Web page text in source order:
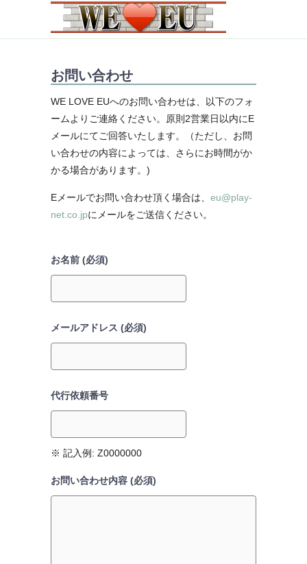
お問い合わせ
WE LOVE EUへのお問い合わせは、以下のフォ
ームよりご連絡ください。原則2営業日以内にE
メールにてご回答いたします。（ただし、お問
い合わせの内容によっては、さらにお時間がか
かる場合があります。)
Eメールでお問い合わせ頂く場合は、 eu@play-
net.co.jpにメールをご送信ください。
お名前 (必須)
メールアドレス (必須)
代行依頼番号
※ 記入例: Z0000000
お問い合わせ内容 (必須)